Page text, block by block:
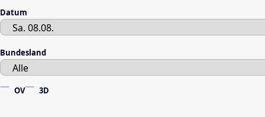
Datum
Bundesland
OV 3D